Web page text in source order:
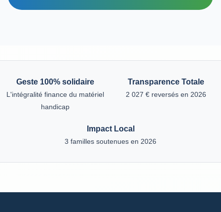
Geste 100% solidaire
L'intégralité finance du matériel
handicap
Transparence Totale
2 027 € reversés en 2026
Impact Local
3 familles soutenues en 2026